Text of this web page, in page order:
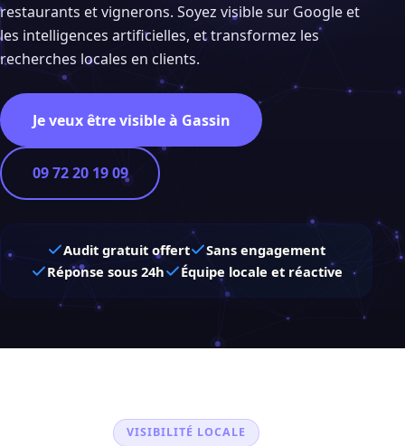
restaurants et vignerons. Soyez visible sur Google et
les intelligences artificielles, et transformez les
recherches locales en clients.
Je veux être visible à Gassin
09 72 20 19 09
Audit gratuit offert
Sans engagement
Réponse sous 24h
Équipe locale et réactive
VISIBILITÉ LOCALE